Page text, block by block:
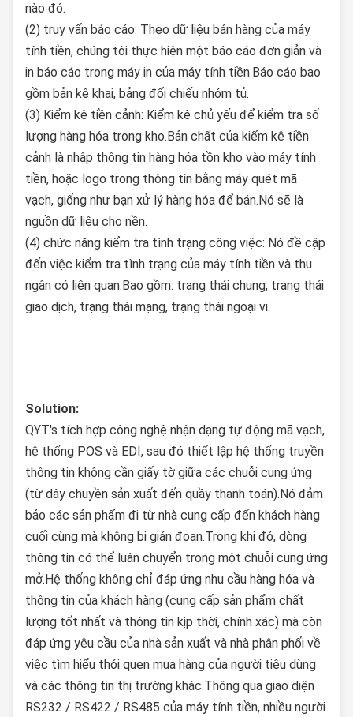
nào đó.
(2) truy vấn báo cáo: Theo dữ liệu bán hàng của máy
tính tiền, chúng tôi thực hiện một báo cáo đơn giản và
in báo cáo trong máy in của máy tính tiền.Báo cáo bao
gồm bản kê khai, bảng đối chiếu nhóm tủ.
(3) Kiểm kê tiền cảnh: Kiểm kê chủ yếu để kiểm tra số
lượng hàng hóa trong kho.Bản chất của kiểm kê tiền
cảnh là nhập thông tin hàng hóa tồn kho vào máy tính
tiền, hoặc logo trong thông tin bằng máy quét mã
vạch, giống như bạn xử lý hàng hóa để bán.Nó sẽ là
nguồn dữ liệu cho nền.
(4) chức năng kiểm tra tình trạng công việc: Nó đề cập
đến việc kiểm tra tình trạng của máy tính tiền và thu
ngân có liên quan.Bao gồm: trạng thái chung, trạng thái
giao dịch, trạng thái mạng, trạng thái ngoại vi.
Solution:
QYT's tích hợp công nghệ nhận dạng tự động mã vạch,
hệ thống POS và EDI, sau đó thiết lập hệ thống truyền
thông tin không cần giấy tờ giữa các chuỗi cung ứng
(từ dây chuyền sản xuất đến quầy thanh toán).Nó đảm
bảo các sản phẩm đi từ nhà cung cấp đến khách hàng
cuối cùng mà không bị gián đoạn.Trong khi đó, dòng
thông tin có thể luân chuyển trong một chuỗi cung ứng
mở.Hệ thống không chỉ đáp ứng nhu cầu hàng hóa và
thông tin của khách hàng (cung cấp sản phẩm chất
lượng tốt nhất và thông tin kịp thời, chính xác) mà còn
đáp ứng yêu cầu của nhà sản xuất và nhà phân phối về
việc tìm hiểu thói quen mua hàng của người tiêu dùng
và các thông tin thị trường khác.Thông qua giao diện
RS232 / RS422 / RS485 của máy tính tiền, nhiều người